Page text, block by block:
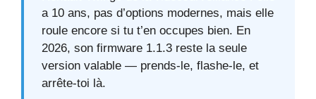
a 10 ans, pas d’options modernes, mais elle
roule encore si tu t’en occupes bien. En
2026, son firmware 1.1.3 reste la seule
version valable — prends-le, flashe-le, et
arrête-toi là.